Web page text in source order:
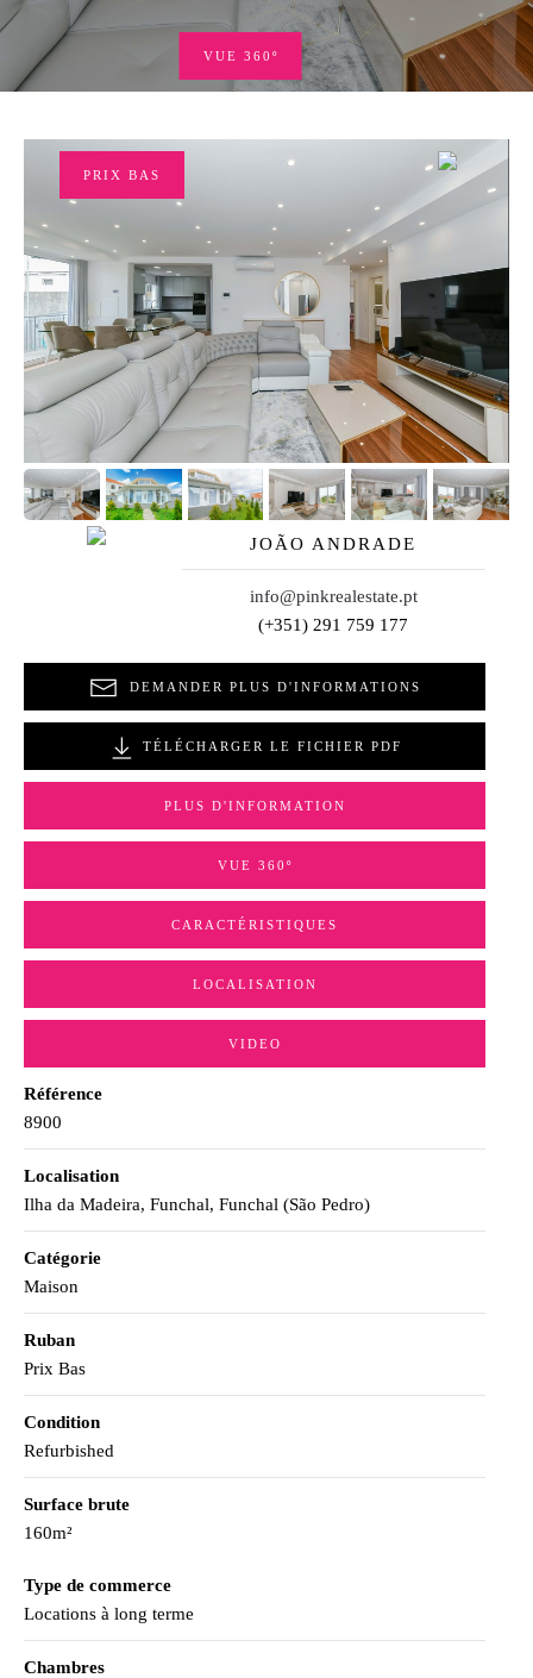
VUE 360º
PRIX BAS
JOÃO ANDRADE
info@pinkrealestate.pt
(+351) 291 759 177
DEMANDER PLUS D'INFORMATIONS
TÉLÉCHARGER LE FICHIER PDF
PLUS D'INFORMATION
VUE 360º
CARACTÉRISTIQUES
LOCALISATION
VIDEO
Référence
8900
Localisation
Ilha da Madeira, Funchal, Funchal (São Pedro)
Catégorie
Maison
Ruban
Prix Bas
Condition
Refurbished
Surface brute
160m²
Type de commerce
Locations à long terme
Chambres